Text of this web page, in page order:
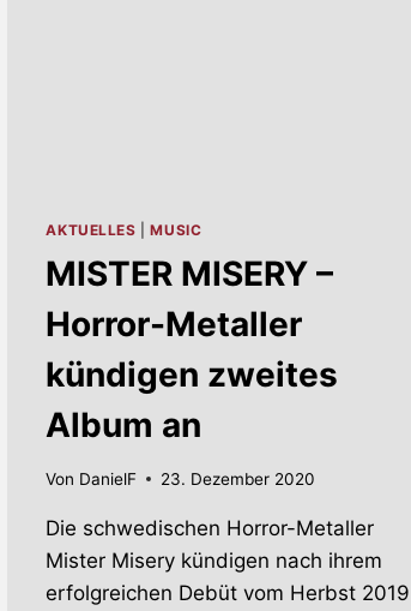
AKTUELLES |MUSIC
MISTER MISERY –
Horror-Metaller
kündigen zweites
Album an
Von DanielF 23. Dezember 2020
Die schwedischen Horror-Metaller
Mister Misery kündigen nach ihrem
erfolgreichen Debüt vom Herbst 2019